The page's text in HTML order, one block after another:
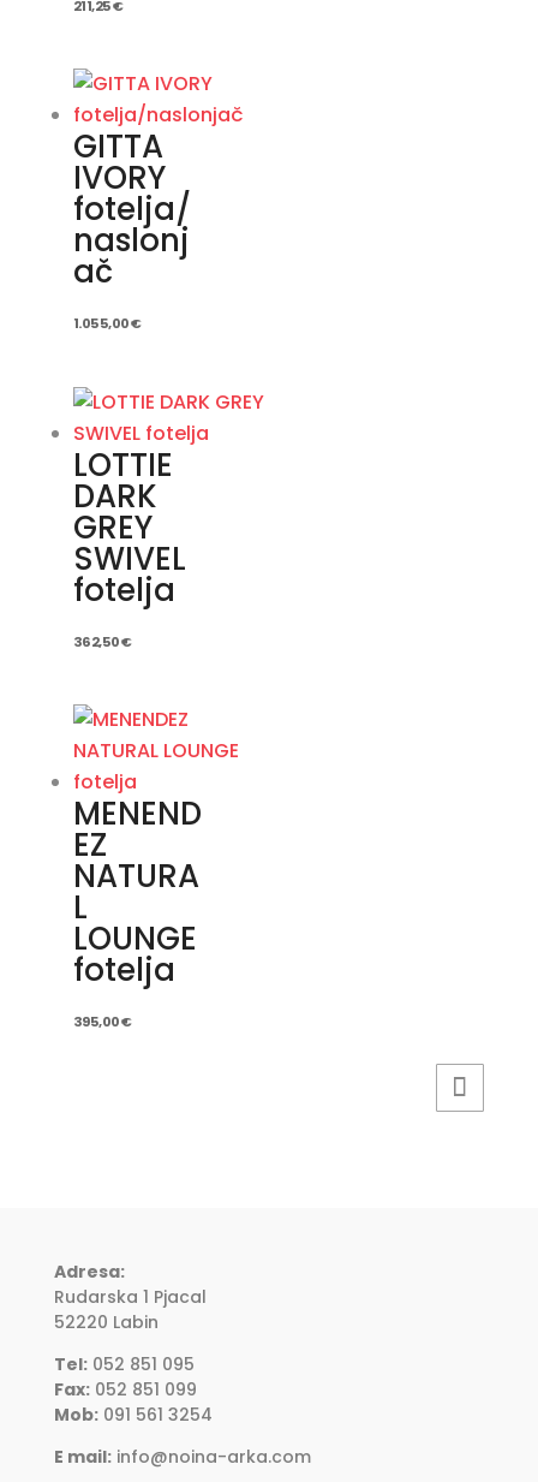
211,25€
GITTA
IVORY
fotelja/
naslonj
ač
1.055,00€
LOTTIE
DARK
GREY
SWIVEL
fotelja
362,50€
MENEND
EZ
NATURA
L
LOUNGE
fotelja
395,00€
Adresa:
Rudarska 1 Pjacal
52220 Labin
Tel:052 851 095
Fax:052 851 099
Mob:091 561 3254
E mail: info@noina-arka.com